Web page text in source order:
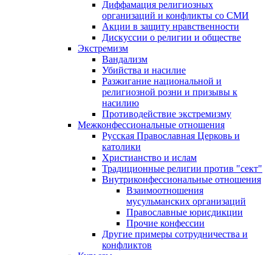
Диффамация религиозных
организаций и конфликты со СМИ
Акции в защиту нравственности
Дискуссии о религии и обществе
Экстремизм
Вандализм
Убийства и насилие
Разжигание национальной и
религиозной розни и призывы к
насилию
Противодействие экстремизму
Межконфессиональные отношения
Русская Православная Церковь и
католики
Христианство и ислам
Традиционные религии против "сект"
Внутриконфессиональные отношения
Взаимоотношения
мусульманских организаций
Православные юрисдикции
Прочие конфессии
Другие примеры сотрудничества и
конфликтов